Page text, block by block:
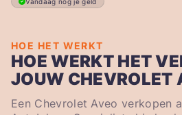
HOE HET WERKT
HOE WERKT HET
JOUW CHEVROLET
Een Chevrolet Aveo verkopen